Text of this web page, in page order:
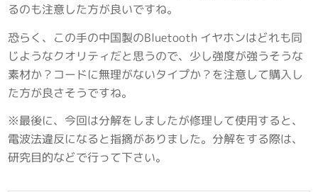
るのも注意した方が良いですね。
恐らく、この手の中国製のBluetooth イヤホンはどれも同
じようなクオリティだと思うので、少し強度が強うそうな
素材か？コードに無理がないタイプか？を注意して購入し
た方が良さそうですね。
※最後に、今回は分解をしましたが修理して使用すると、
電波法違反になると指摘がありました。分解をする際は、
研究目的などで行って下さい。